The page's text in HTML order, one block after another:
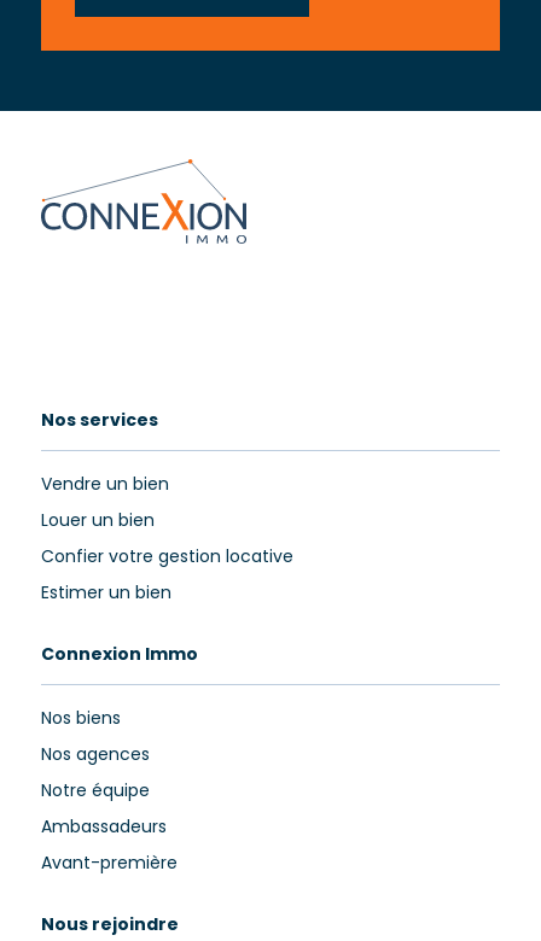
Nos services
Vendre un bien
Louer un bien
Confier votre gestion locative
Estimer un bien
Connexion Immo
Nos biens
Nos agences
Notre équipe
Ambassadeurs
Avant-première
Nous rejoindre